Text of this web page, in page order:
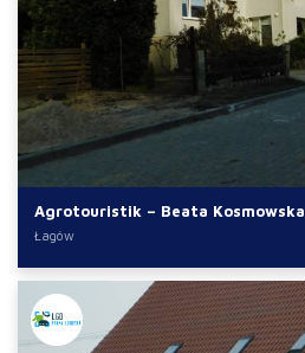
Agrotouristik – Beata Kosmowska
Łagów